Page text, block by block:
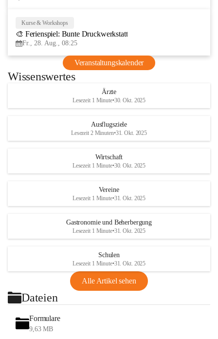
Kurse & Workshops
🎨 Ferienspiel: Bunte Druckwerkstatt
Fr., 28. Aug., 08:25
Veranstaltungskalender
Wissenswertes
Ärzte
Lesezeit 1 Minute•30. Okt. 2025
Ausflugsziele
Lesezeit 2 Minuten•31. Okt. 2025
Wirtschaft
Lesezeit 1 Minute•30. Okt. 2025
Vereine
Lesezeit 1 Minute•31. Okt. 2025
Gastronomie und Beherbergung
Lesezeit 1 Minute•31. Okt. 2025
Schulen
Lesezeit 1 Minute•31. Okt. 2025
Alle Artikel sehen
Dateien
Formulare
9,63 MB